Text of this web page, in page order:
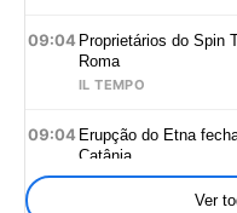
09:04 Proprietários do Spin
Roma
IL TEMPO
09:04 Erupção do Etna
Catânia
IL FATTO QUOTIDIANO
Ver